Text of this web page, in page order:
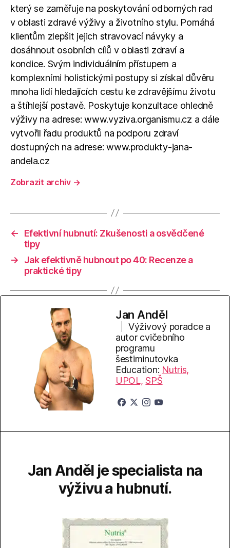
který se zaměřuje na poskytování odborných rad
v oblasti zdravé výživy a životního stylu. Pomáhá
klientům zlepšit jejich stravovací návyky a
dosáhnout osobních cílů v oblasti zdraví a
kondice. Svým individuálním přístupem a
komplexními holistickými postupy si získal důvěru
mnoha lidí hledajících cestu ke zdravějšímu životu
a štíhlejší postavě. Poskytuje konzultace ohledně
výživy na adrese: www.vyziva.organismu.cz a dále
vytvořil řadu produktů na podporu zdraví
dostupných na adrese: www.produkty-jana-
andela.cz
Zobrazit archiv →
←
Efektivní hubnutí: Zkušenosti a osvědčené
tipy
→
Jak efektivně hubnout po 40: Recenze a
praktické tipy
Jan Anděl
Výživový poradce a
autor cvičebního
programu
šestiminutovka
Education: Nutris,
UPOL, SPŠ
Jan Anděl je specialista na
výživu a hubnutí.